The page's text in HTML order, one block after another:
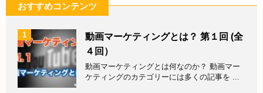
おすすめコンテンツ
1
動画マーケティングとは？ 第１回 (全
４回）
動画マーケティングとは何なのか？ 動画マー
ケティングのカテゴリーには多くの記事を ...